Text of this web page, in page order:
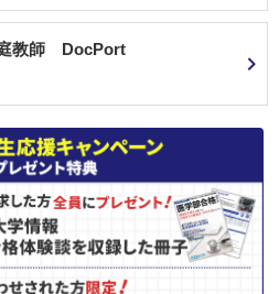
庭教師 DocPort